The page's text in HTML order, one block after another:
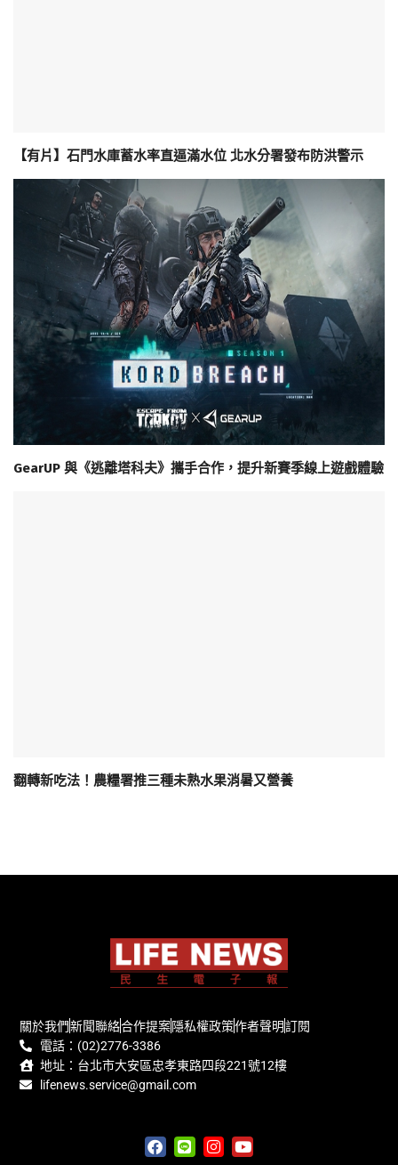
【有片】石門水庫蓄水率直逼滿水位 北水分署發布防洪警示
GearUP 與《逃離塔科夫》攜手合作，提升新賽季線上遊戲體驗
翻轉新吃法！農糧署推三種未熟水果消暑又營養
關於我們新聞聯絡合作提案隱私權政策作者聲明訂閱
電話：(02)2776-3386
地址：台北市大安區忠孝東路四段221號12樓
lifenews.service@gmail.com